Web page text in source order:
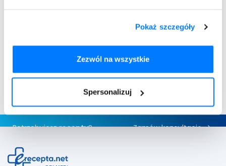
Pokaż szczegóły
Zezwól na wszystkie
Spersonalizuj
03.04.2023
wykonać i co oznaczają
Dowiedz się więcej
Potrzebujeszrecepty? Zamów konsultację